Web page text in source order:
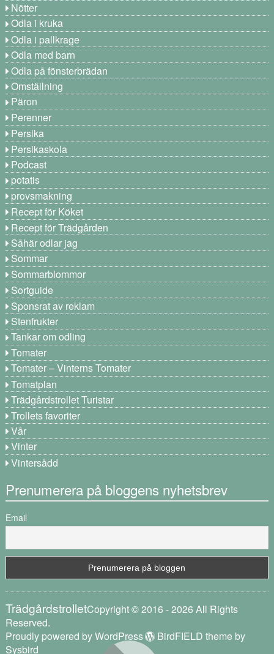
Nötter
Odla i kruka
Odla i pallkrage
Odla med barn
Odla på fönsterbrädan
Omställning
Päron
Perenner
Persika
Persikaskola
Podcast
potatis
provsmakning
Recept för Köket
Recept för Trädgården
Såhär odlar jag
Sommar
Sommarblommor
Sortguide
Sponsrat av reklam
Stenfrukter
Tankar om odling
Tomater
Tomater – Vinterns Tomater
Tomatplan
Trädgårdstrollet Turistar
Trollets favoriter
Vår
Vinter
Vintersådd
Prenumerera på bloggens nyhetsbrev
Email
TrädgårdstrolletCopyright © 2016 - 2026 All Rights
Reserved.
Proudly powered by WordPress
BirdFIELD theme by
Sysbird